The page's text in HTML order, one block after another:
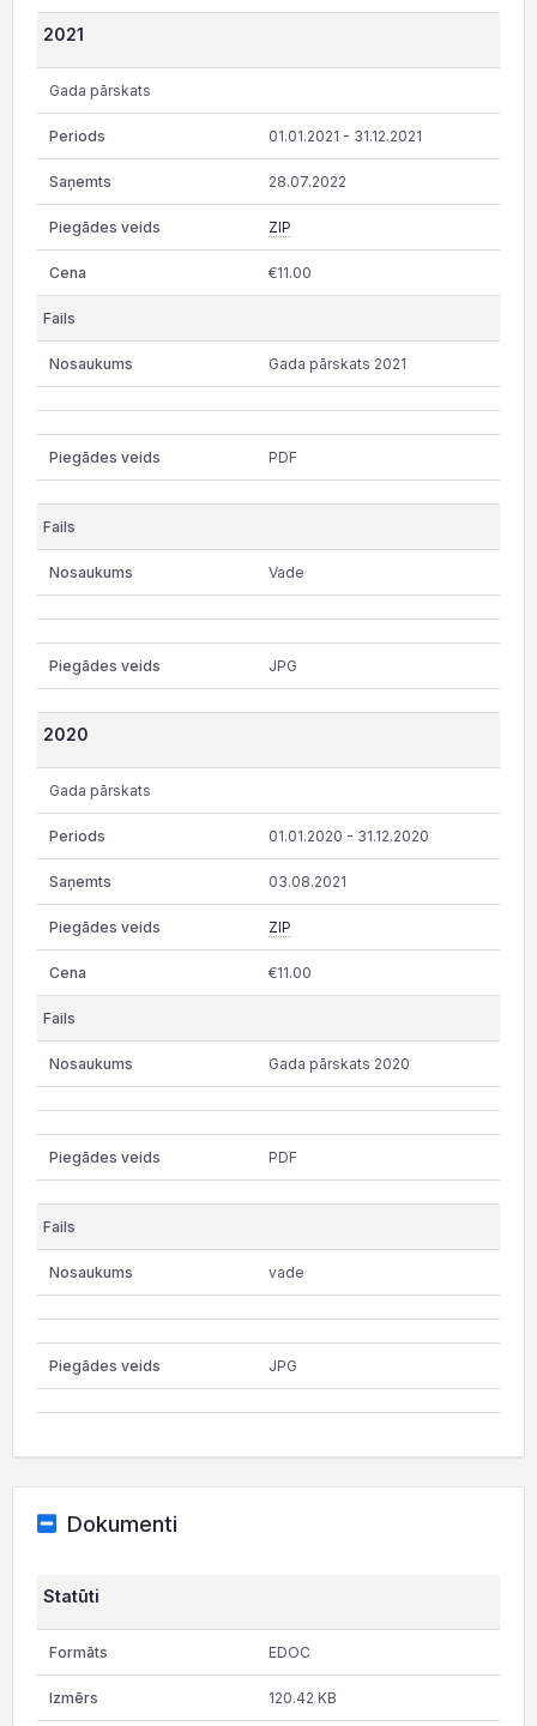
2021
Gada pārskats
01.01.2021 - 31.12.2021
28.07.2022
ZIP
€11.00
Gada pārskats 2021
PDF
Vade
JPG
2020
Gada pārskats
01.01.2020 - 31.12.2020
03.08.2021
ZIP
€11.00
Gada pārskats 2020
PDF
vade
JPG
Dokumenti
Statūti
EDOC
120.42 KB